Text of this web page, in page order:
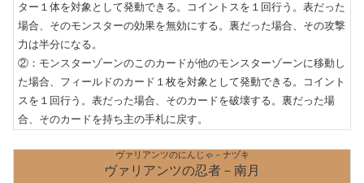
ター１体を対象として発動できる。コイントスを１回行う。表だった
場合、そのモンスターの効果を無効にする。裏だった場合、その攻撃
力は半分になる。
②：モンスターゾーンのこのカードが他のモンスターゾーンに移動し
た場合、フィールドのカード１枚を対象として発動できる。コイント
スを１回行う。表だった場合、そのカードを破壊する。裏だった場
合、そのカードを持ち主の手札に戻す。
ヴァリアンツのにんじゃ－ナヅキ
ヴァリアンツの忍者－南月